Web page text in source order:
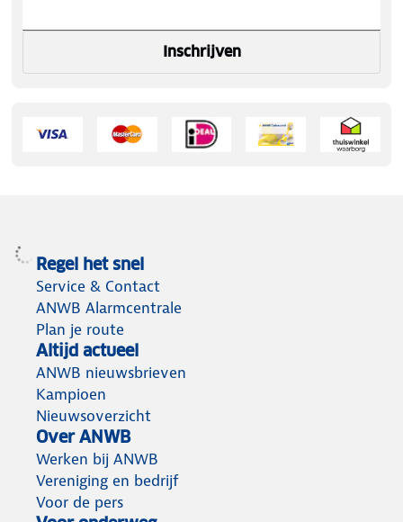
Inschrijven
Regel het snel
Service & Contact
ANWB Alarmcentrale
Plan je route
Altijd actueel
ANWB nieuwsbrieven
Kampioen
Nieuwsoverzicht
Over ANWB
Werken bij ANWB
Vereniging en bedrijf
Voor de pers